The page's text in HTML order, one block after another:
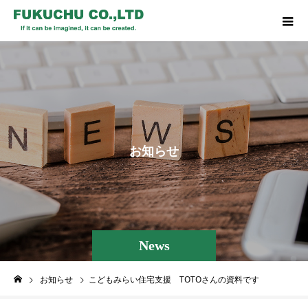
News
お知 らせ
お知らせ こどもみらい住宅支援 TOTOさんの資料です